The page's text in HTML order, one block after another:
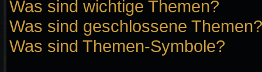
Was sind wichtige Themen?
Was sind geschlossene Themen?
Was sind Themen-Symbole?